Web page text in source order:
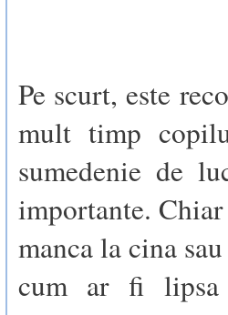
Pe scurt, este
mult timp
sumedenie de
importante.
manca la cina
cum ar fi lipsa